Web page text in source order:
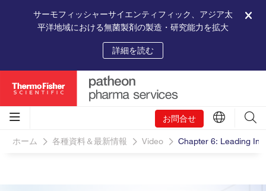
サーモフィッシャーサイエンティフィック、アジア太
平洋地域における無菌製剤の製造・研究能力を拡大
詳細を読む
お問合せ
ホーム 各種資料＆最新情報 Video Chapter 6: Leading